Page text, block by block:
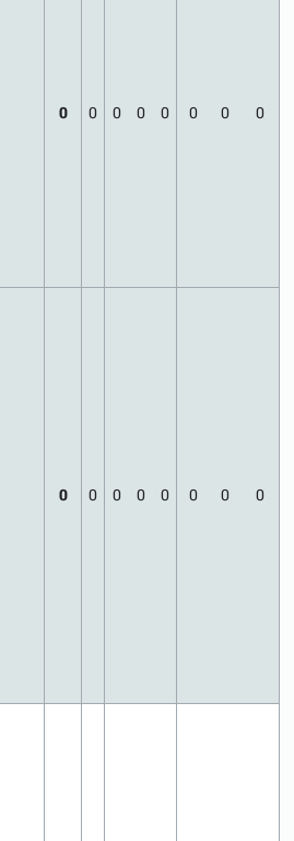
0 0 0 0 0 0 0 0
0 0 0 0 0 0 0 0